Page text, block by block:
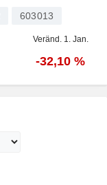
603013
Veränd. 1. Jan.
-32,10 %